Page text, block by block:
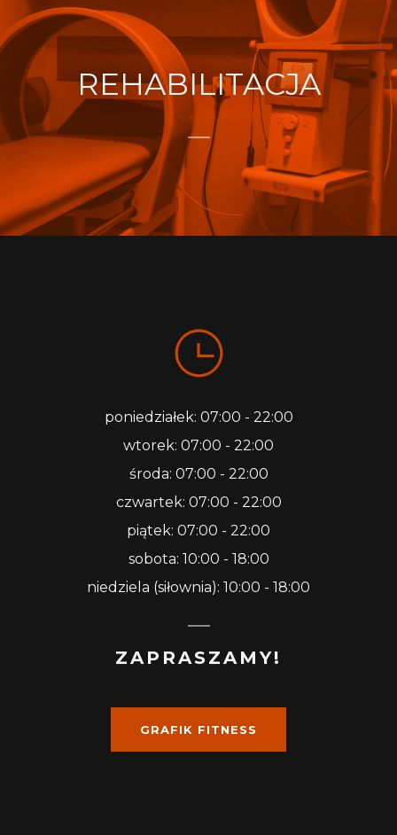
REHABILITACJA
poniedziałek: 07:00 - 22:00
wtorek: 07:00 - 22:00
środa: 07:00 - 22:00
czwartek: 07:00 - 22:00
piątek: 07:00 - 22:00
sobota: 10:00 - 18:00
niedziela (siłownia): 10:00 - 18:00
ZAPRASZAMY!
GRAFIK FITNESS